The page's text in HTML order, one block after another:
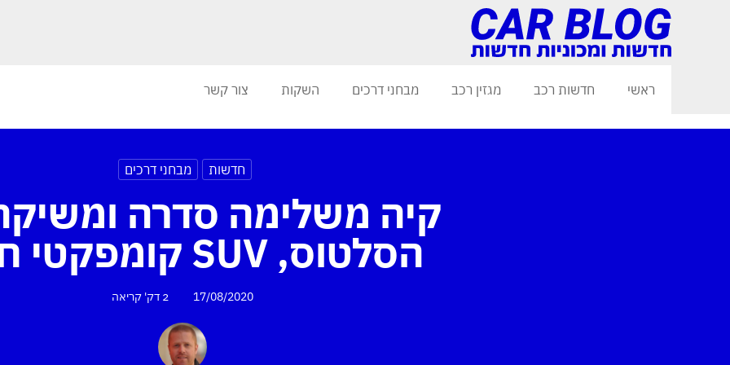
ראשי חדשות רכב מגזין רכב מבחני דרכים השקות צור קשר
חדשות מבחני דרכים
קיה משלימה סדרה
הסלטוס, SUV קומפקטי חדש
17/08/2020 2 דק' קריאה